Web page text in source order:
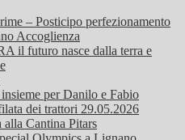
– Posticipo perfezionamento
Accoglienza
il futuro nasce dalla terra e
per Danilo e Fabio
dei trattori 29.05.2026
Cantina Pitars